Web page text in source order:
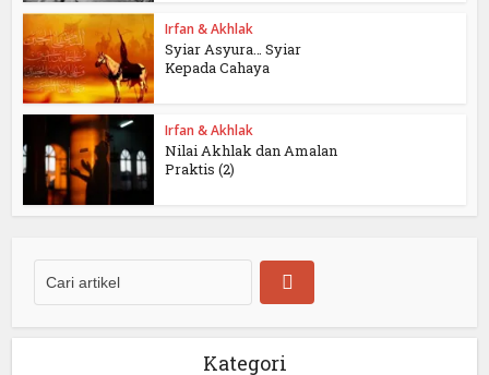
Irfan & Akhlak
Syiar Asyura… Syiar
Kepada Cahaya
Irfan & Akhlak
Nilai Akhlak dan Amalan
Praktis (2)
Kategori